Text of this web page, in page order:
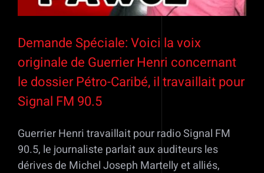
Demande Spéciale: Voici la voix
originale de Guerrier Henri concernant
le dossier Pétro-Caribé, il travaillait pour
Signal FM 90.5
Guerrier Henri travaillait pour radio Signal FM
90.5, le journaliste parlait aux auditeurs les
dérives de Michel Joseph Martelly et alliés,